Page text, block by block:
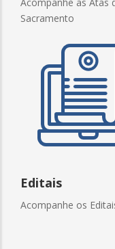
Sacramento
Editais
Acompanhe os